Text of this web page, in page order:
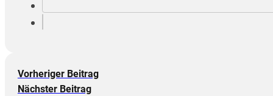
Vorheriger Beitrag
Nächster Beitrag